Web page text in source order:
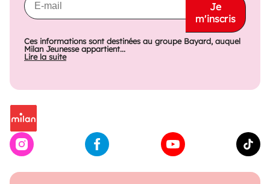
Je
m'inscris
Ces informations sont destinées au groupe Bayard, auquel
Milan Jeunesse appartient...
Lire la suite